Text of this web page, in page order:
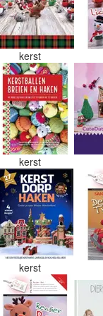
kerst
kerst
kerst